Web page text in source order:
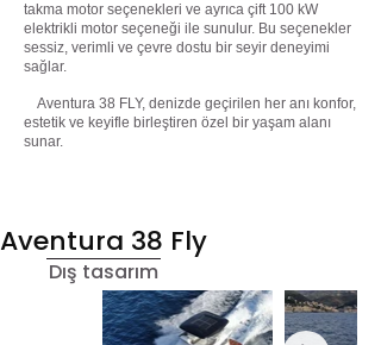
takma motor seçenekleri ve ayrıca çift 100 kW
elektrikli motor seçeneği ile sunulur. Bu seçenekler
sessiz, verimli ve çevre dostu bir seyir deneyimi
sağlar.
Aventura 38 FLY, denizde geçirilen her anı konfor,
estetik ve keyifle birleştiren özel bir yaşam alanı
sunar.
Aventura 38 Fly
Dış tasarım